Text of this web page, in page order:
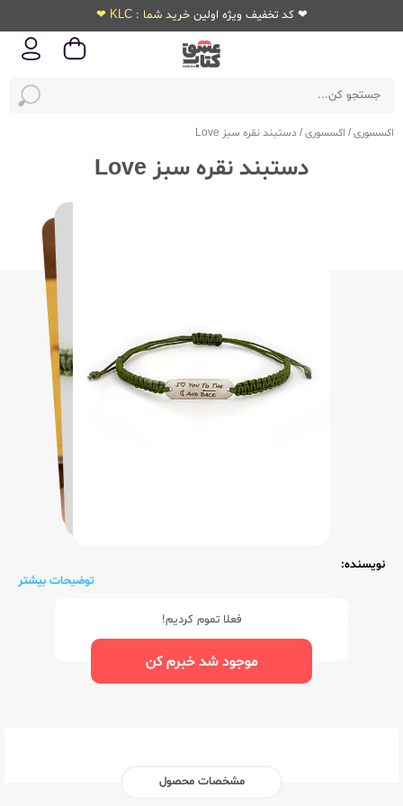
❤ کد تخفیف ویژه اولین خرید شما : KLC ❤
اکسسوری/ اکسسوری/دستبند نقره سبز Love
دستبند نقره سبز Love
نویسنده:
توضیحات بیشتر
فعلا تموم کردیم!
موجود شد خبرم کن
مشخصات محصول